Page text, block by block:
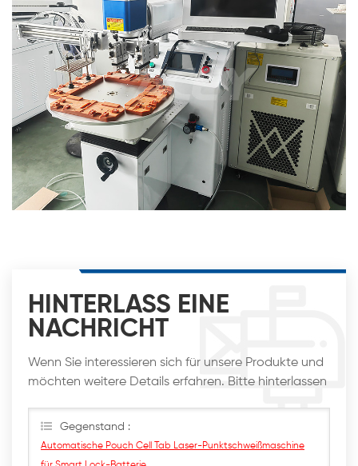
HINTERLASS EINE
NACHRICHT
Wenn Sie interessieren sich für unsere Produkte und
möchten weitere Details erfahren. Bitte hinterlassen
wie möglich antworten
Gegenstand :
Automatische Pouch Cell Tab Laser-Punktschweißmaschine